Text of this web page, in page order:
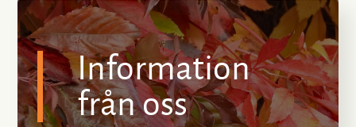
Information
från oss